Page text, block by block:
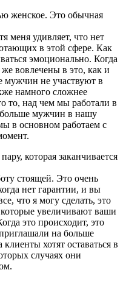
женское. Это обычная
удивляет, что нет
в этой сфере. Как
эмоционально. Когда
вовлечены в это, как и
мужчин не участвуют в
намного сложнее
то, над чем мы работали в
мужчин в нашу
в основном работаем с
которая заканчивается
стоящей. Это очень
нет гарантии, и вы
что я могу сделать, это
увеличивают ваши
это происходит, это
на больше
хотят оставаться в
случаях они